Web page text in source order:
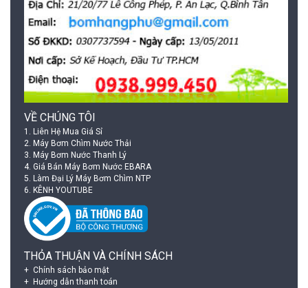
VỀ CHÚNG TÔI
1. Liên Hệ Mua Giá Sỉ
2. Máy Bơm Chìm Nước Thải
3. Máy Bơm Nước Thanh Lý
4. Giá Bán Máy Bơm Nước EBARA
5. Làm Đại Lý Máy Bơm Chìm NTP
6. KÊNH YOUTUBE
THỎA THUẬN VÀ CHÍNH SÁCH
Chính sách bảo mật
Hướng dẫn thanh toán